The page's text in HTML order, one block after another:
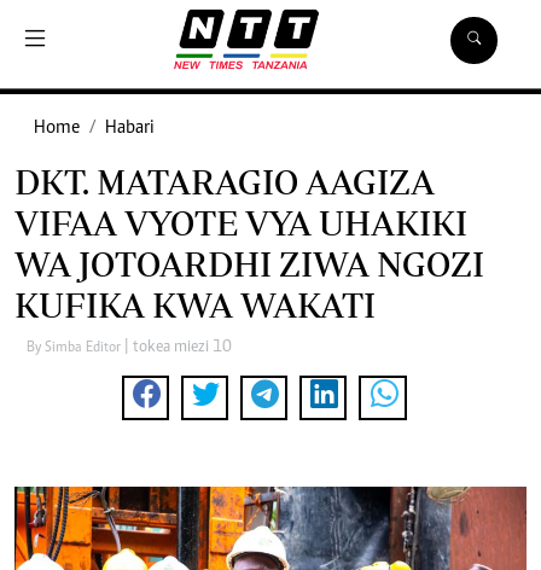
Home Habari
DKT. MATARAGIO AAGIZA
VIFAA VYOTE VYA UHAKIKI
WA JOTOARDHI ZIWA NGOZI
KUFIKA KWA WAKATI
By Simba Editor | tokea miezi 10